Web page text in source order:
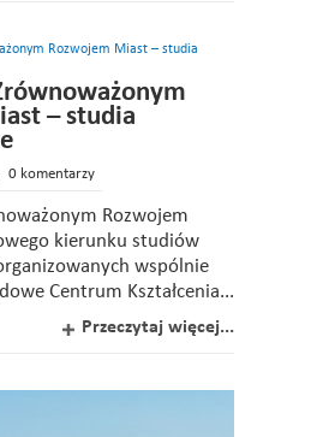
– studia
0 komentarzy
Rozwojem
kierunku studiów
wspólnie
Centrum Kształcenia...
Przeczytaj więcej...